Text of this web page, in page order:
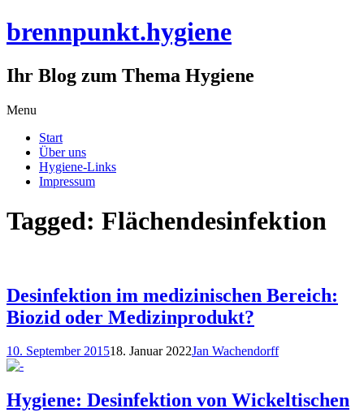
brennpunkt.hygiene
Ihr Blog zum Thema Hygiene
Menu
content
Start
Über uns
Hygiene-Links
Impressum
Tagged: Flächendesinfektion
Desinfektion im medizinischen Bereich:
Biozid oder Medizinprodukt?
10. September 201518. Januar 2022Jan Wachendorff
Hygiene: Desinfektion von Wickeltischen